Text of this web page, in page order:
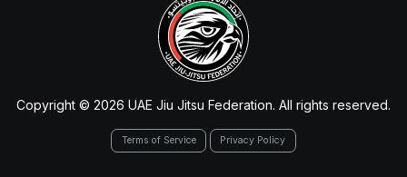
Copyright © 2026 UAE Jiu Jitsu Federation. All rights reserved.
Terms of Service Privacy Policy